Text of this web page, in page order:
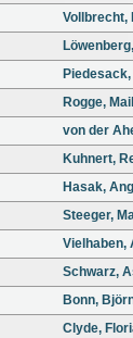
Vollbrecht,
Rogge,
von der
Kuhnert,
Hasak,
Steeger,
Vielhaben,
Schwarz,
Bonn,
Clyde,